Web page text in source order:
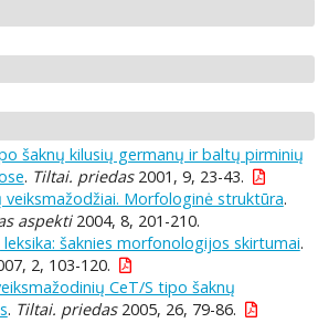
šaknų kilusių germanų ir baltų pirminių
. Tiltai. priedas2001, 9, 23-43.
Morfologinė struktūra.
aspekti2004, 8, 201-210.
šaknies morfonologijos skirtumai.
2, 103-120.
CeT/S tipo šaknų
. Tiltai. priedas2005, 26, 79-86.